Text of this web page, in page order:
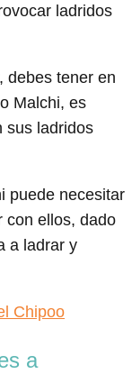
ladridos
debes tener en
Malchi, es
sus ladridos
puede necesitar
con ellos, dado
a ladrar y
Chipoo
a